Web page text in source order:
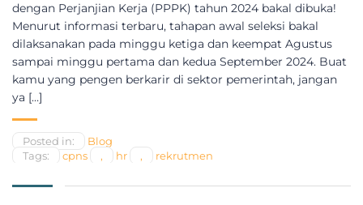
dengan Perjanjian Kerja (PPPK) tahun 2024 bakal dibuka!
Menurut informasi terbaru, tahapan awal seleksi bakal
dilaksanakan pada minggu ketiga dan keempat Agustus
sampai minggu pertama dan kedua September 2024. Buat
kamu yang pengen berkarir di sektor pemerintah, jangan
ya […]
Posted in:
Blog
Tags:
cpns , hr , rekrutmen